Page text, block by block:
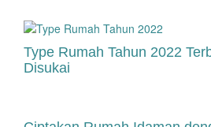
Type Rumah Tahun 2022
Disukai